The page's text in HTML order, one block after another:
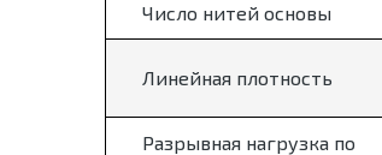
Число нитей основы
Линейная плотность
Разрывная нагрузка по